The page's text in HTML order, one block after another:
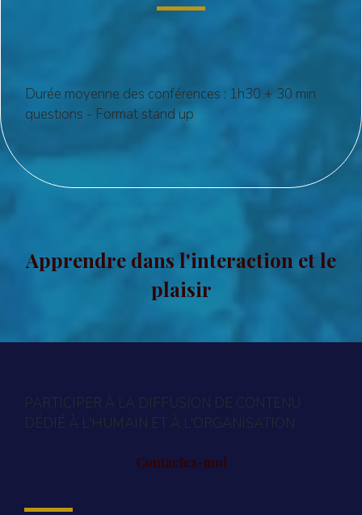
Durée moyenne des conférences : 1h30 + 30 min
questions - Format stand up
Apprendre dans l'interaction et le
plaisir
PARTICIPER À LA DIFFUSION DE CONTENU
DÉDIÉ À L'HUMAIN ET À L'ORGANISATION
Contactez-moi